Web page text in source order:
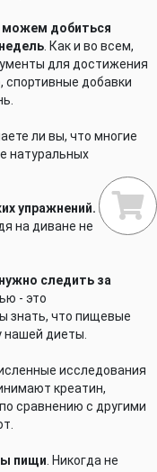
можем добиться
. Как и во всем,
для достижения
спортивные добавки
ли вы, что многие
натуральных
упражнений. Если мы
на диване не
следить за
- это
знать, что пищевые
нашей диеты.
исследования
креатин,
сравнению с другими
пищи . Никогда не